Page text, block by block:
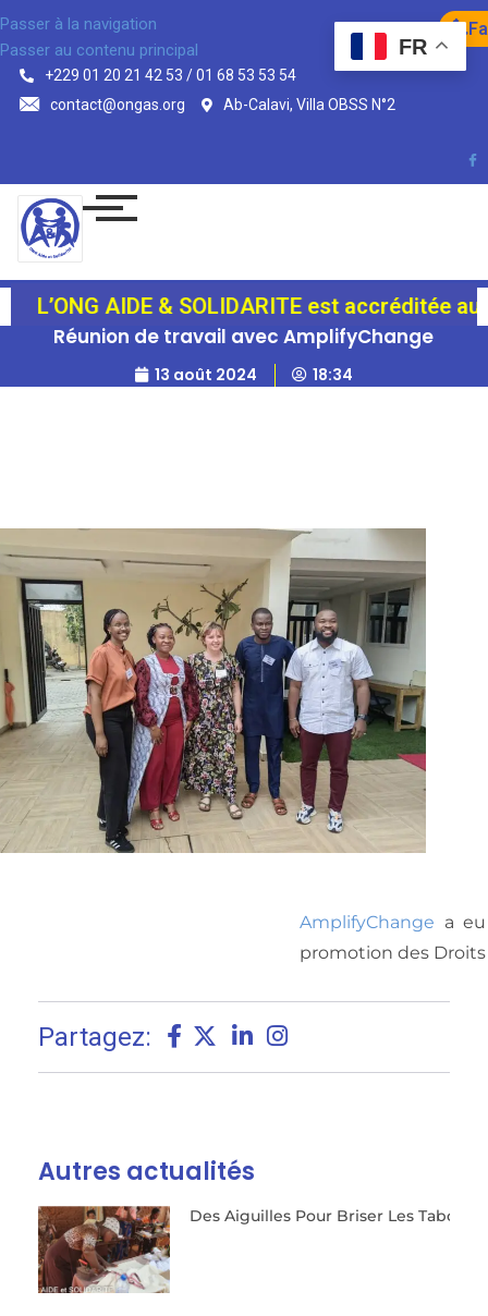
Passer à la navigation
Passer au contenu principal
+229 01 20 21 42 53 / 01 68 53 53 54
contact@ongas.org
Ab-Calavi, Villa OBSS N°2
L’ONG AIDE & SOLIDARITE est accréditée
Réunion de travail avec AmplifyChange
13 août 2024 18:34
AmplifyChange a
promotion des
Partagez:
Autres actualités
Des Aiguilles Pour Briser Les Tabous
FR